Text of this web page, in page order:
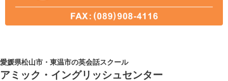
愛媛県松山市・東温市の英会話スクール
アミック・イングリッシュセンター